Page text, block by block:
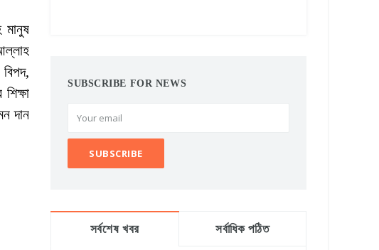
মানুষ
দান
SUBSCRIBE FOR NEWS
সর্বশেষ খবর সর্বাধিক পঠিত